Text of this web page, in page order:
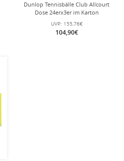
Dunlop Tennisbälle Club Allcourt
Dose 24erx3er im Karton
UVP: 155,76€
104,90€